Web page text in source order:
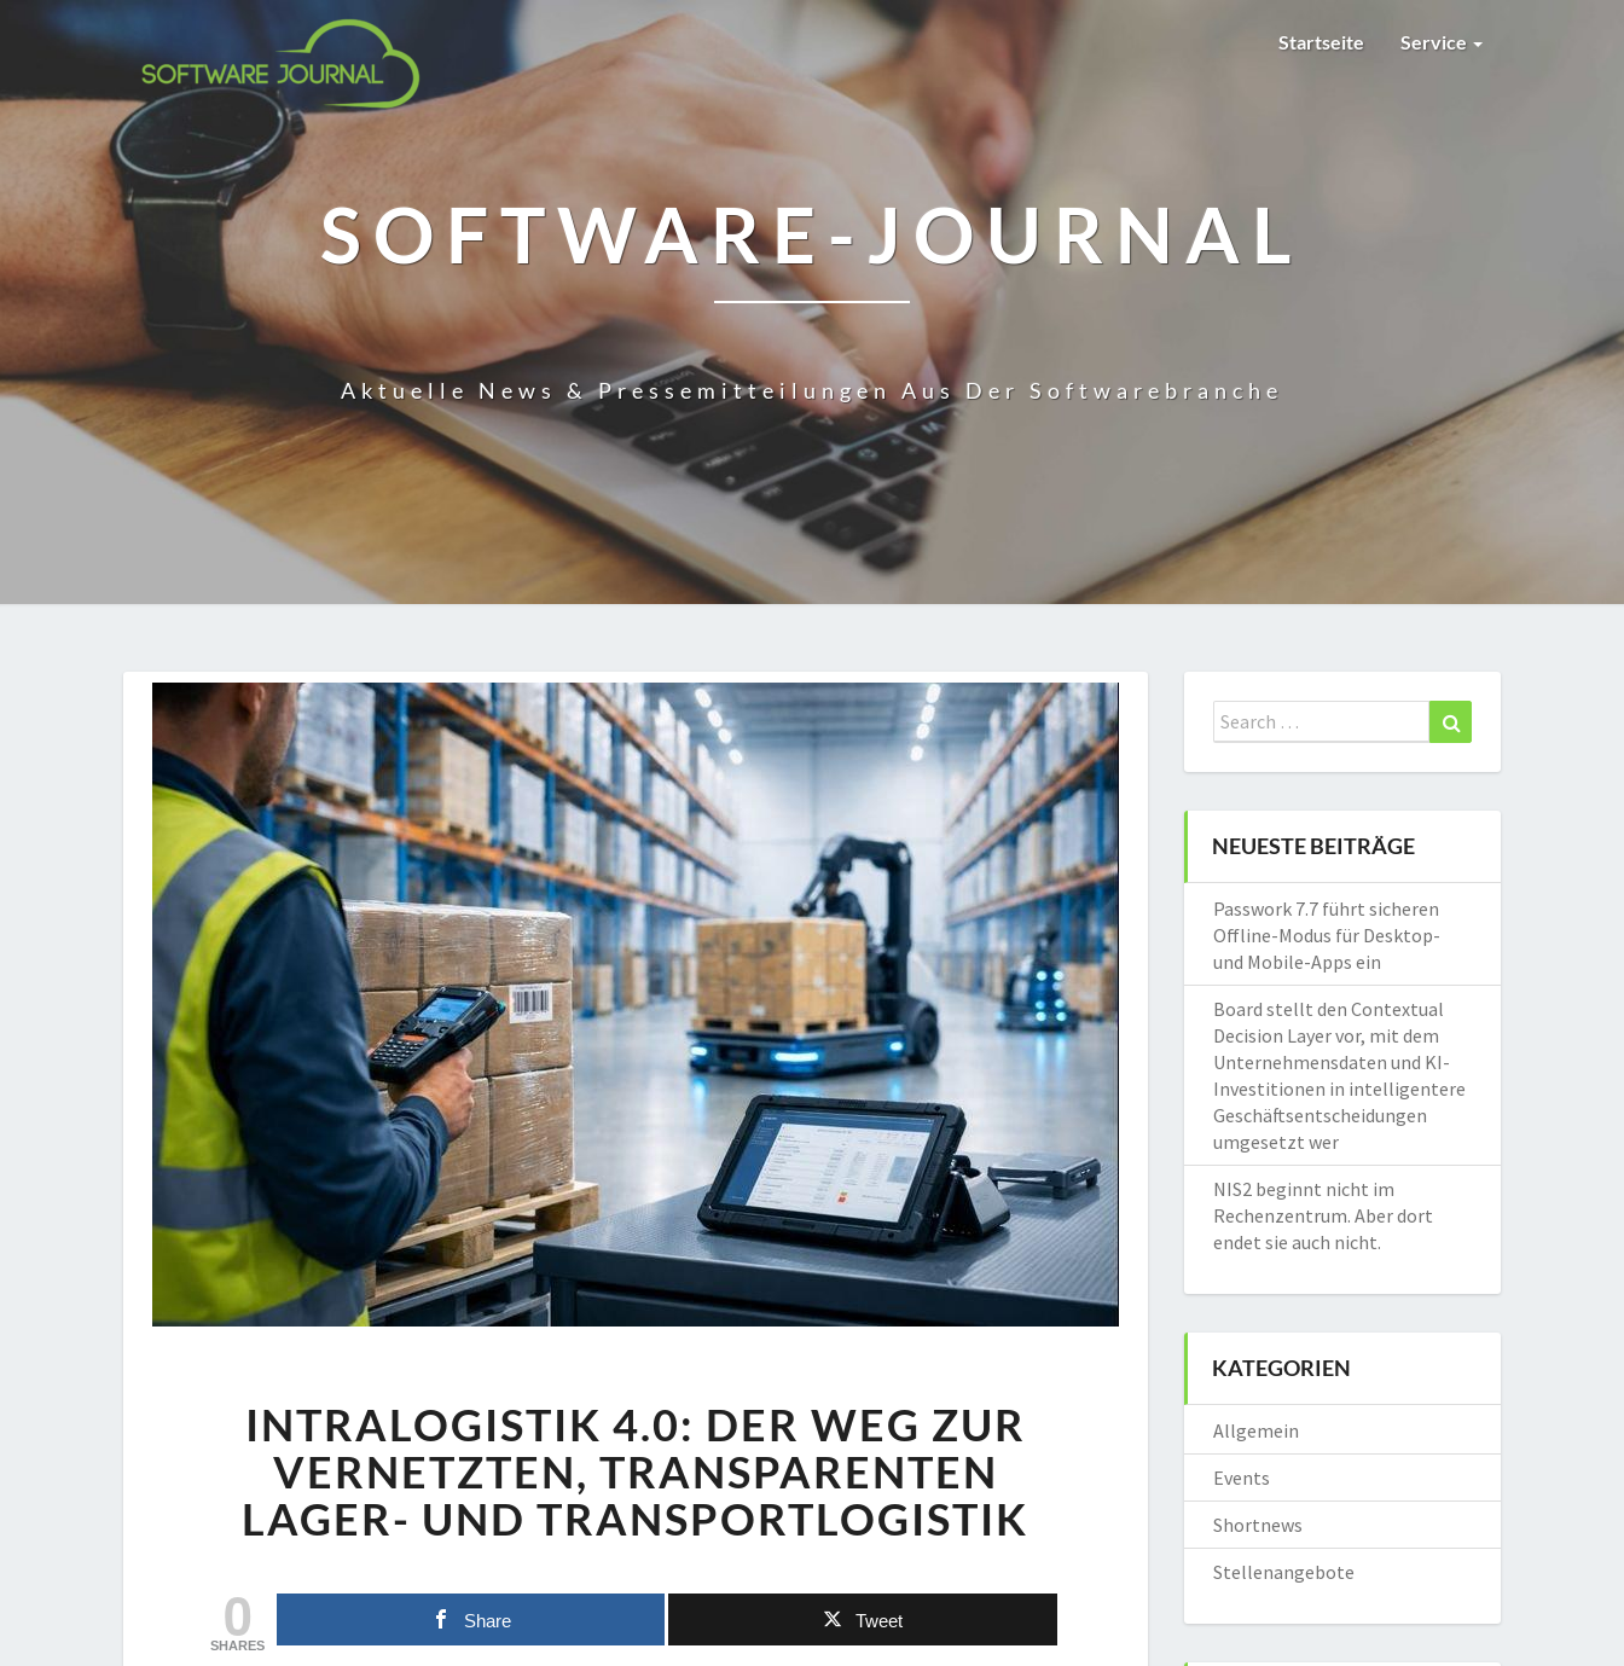
Startseite Service
SOFTWARE-JOURNAL
Aktuelle News & Pressemitteilungen Aus Der Softwarebranche
4.0:
DER
WEG
ZUR
VERNETZTEN,
LAGER-
INTRALOGISTIK 4.0: DER WEG ZUR
VERNETZTEN, TRANSPARENTEN
LAGER- UND TRANSPORTLOGISTIK
0
SHARES
Share Tweet
Search
for:
NEUESTE BEITRÄGE
Passwork 7.7 führt sicheren
Offline-Modus für Desktop-
und Mobile-Apps ein
Board stellt den Contextual
Decision Layer vor, mit dem
Unternehmensdaten und KI-
Investitionen in intelligentere
Geschäftsentscheidungen
umgesetzt wer
NIS2 beginnt nicht im
Rechenzentrum. Aber dort
endet sie auch nicht.
KATEGORIEN
Allgemein
Events
Shortnews
Stellenangebote